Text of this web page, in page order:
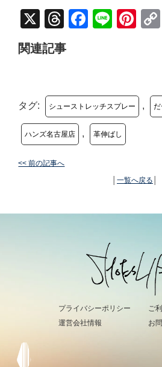
X ThreadsLine
関連記事
タグ: シューストレッチスプレー , だ
ハンズ名古屋店 , 革伸ばし
<< 前の記事へ
一覧へ戻る
プライバシーポリシー
ご
運営会社情報
お